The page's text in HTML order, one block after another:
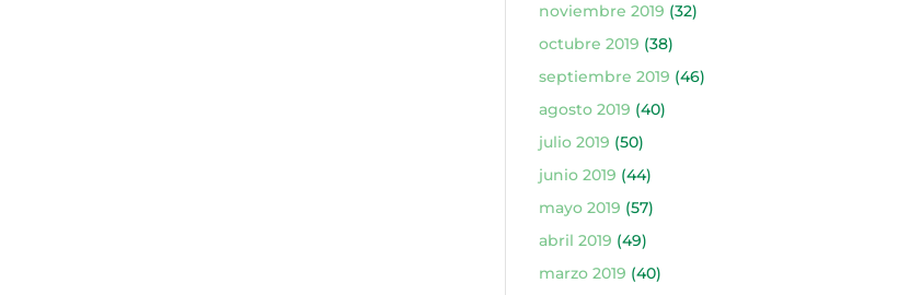
noviembre 2019 (32)
octubre 2019 (38)
septiembre 2019 (46)
agosto 2019 (40)
julio 2019 (50)
junio 2019 (44)
mayo 2019 (57)
abril 2019 (49)
marzo 2019 (40)